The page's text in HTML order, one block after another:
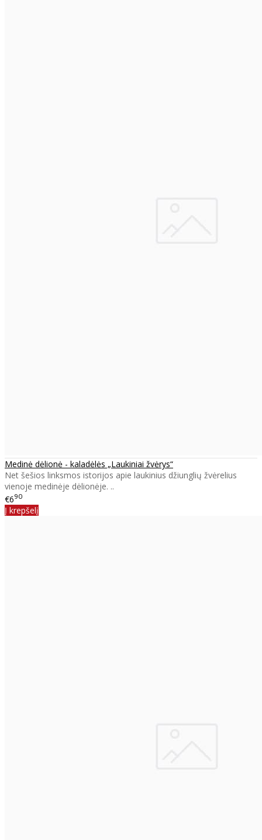
Medinė dėlionė - kaladėlės „Laukiniai žvėrys“
Net šešios linksmos istorijos apie laukinius džiunglių žvėrelius
vienoje medinėje dėlionėje. ..
€690
Į krepšelį